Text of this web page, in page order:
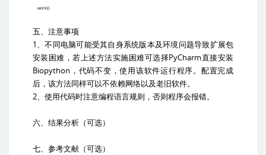
work()
五、注意事项
1 、不同电脑可能受其自身系统版本及环境问题导致扩展包
安装困难，若上述方法实施困难可选择PyCharm直接安装
Biopython ，代码不变，使用该软件运行程序。配置完成
后，该方法同样可以不依赖网络以及老旧软件。
2、使用代码时注意编程语言规则，否则程序会报错。
六、结果分析（可选）
七、参考文献（可选）